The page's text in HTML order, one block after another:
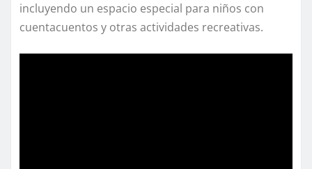
incluyendo un espacio especial para niños con
cuentacuentos y otras actividades recreativas.